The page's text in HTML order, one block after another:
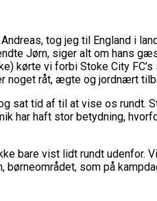
tog jeg til England i
Jørn, siger alt om hans
kørte vi forbi Stoke City
noget råt, ægte og jordnært
sat tid af til at vise os rundt.
har haft stor betydning,
bare vist lidt rundt
som på